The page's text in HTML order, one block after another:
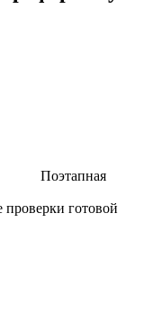
Поэтапная
проверки готовой